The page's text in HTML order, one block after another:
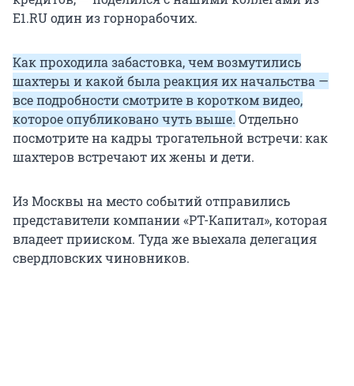
E1.RU один из горнорабочих.
Как проходила забастовка, чем возмутились
шахтеры и какой была реакция их начальства —
все подробности смотрите в коротком видео,
которое опубликовано чуть выше. Отдельно
посмотрите на кадры трогательной встречи: как
шахтеров встречают их жены и дети.
Из Москвы на место событий отправились
представители компании «РТ-Капитал», которая
владеет прииском. Туда же выехала делегация
свердловских чиновников.